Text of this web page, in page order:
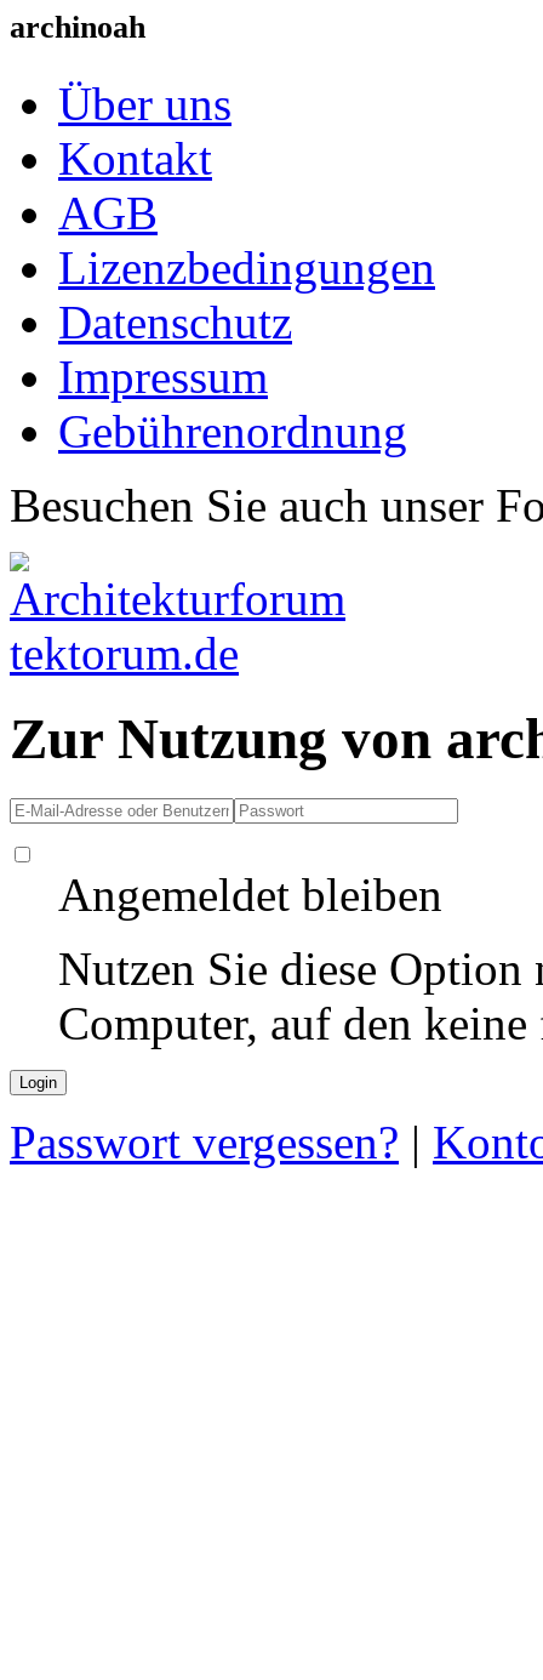
archinoah
Über uns
Kontakt
AGB
Lizenzbedingungen
Datenschutz
Impressum
Gebührenordnung
Besuchen Sie auch unser
Zur Nutzung von
Angemeldet bleiben
Nutzen Sie diese
Computer, auf den
Passwort vergessen? |